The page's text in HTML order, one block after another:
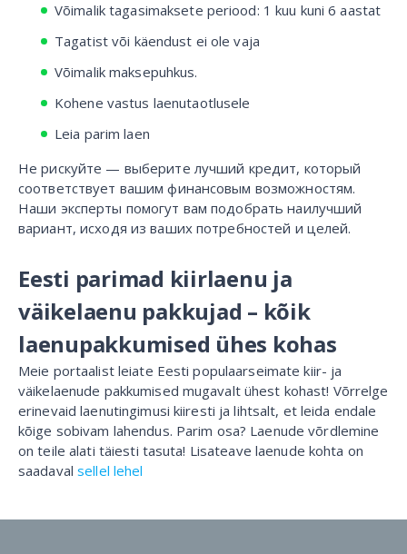
Võimalik tagasimaksete periood: 1 kuu kuni 6 aastat
Tagatist või käendust ei ole vaja
Võimalik maksepuhkus.
Kohene vastus laenutaotlusele
Leia parim laen
Не рискуйте — выберите лучший кредит, который
соответствует вашим финансовым возможностям.
Наши эксперты помогут вам подобрать наилучший
вариант, исходя из ваших потребностей и целей.
Eesti parimad kiirlaenu ja
väikelaenu pakkujad – kõik
laenupakkumised ühes kohas
Meie portaalist leiate Eesti populaarseimate kiir- ja
väikelaenude pakkumised mugavalt ühest kohast! Võrrelge
erinevaid laenutingimusi kiiresti ja lihtsalt, et leida endale
kõige sobivam lahendus. Parim osa? Laenude võrdlemine
on teile alati täiesti tasuta! Lisateave laenude kohta on
saadavalsellel lehel